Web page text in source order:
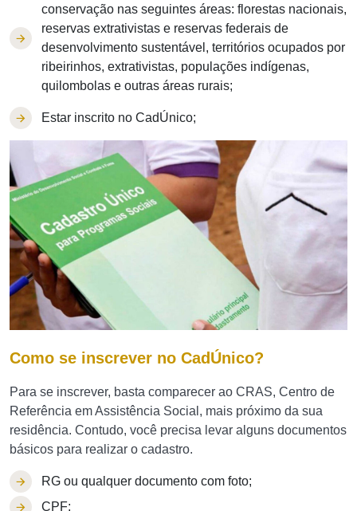
conservação nas seguintes áreas: florestas nacionais,
reservas extrativistas e reservas federais de
desenvolvimento sustentável, territórios ocupados por
ribeirinhos, extrativistas, populações indígenas,
quilombolas e outras áreas rurais;
Estar inscrito no CadÚnico;
Como se inscrever no CadÚnico?
Para se inscrever, basta comparecer ao CRAS, Centro de
Referência em Assistência Social, mais próximo da sua
residência. Contudo, você precisa levar alguns documentos
básicos para realizar o cadastro.
RG ou qualquer documento com foto;
CPF;